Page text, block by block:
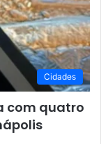
Cidades
com quatro